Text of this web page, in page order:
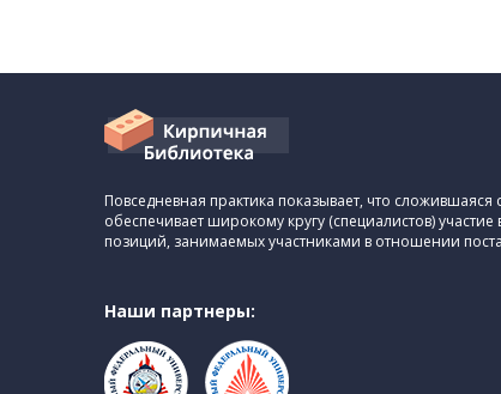
Повседневная практика показывает, что сложившаяся
обеспечивает широкому кругу (специалистов)
позиций, занимаемых участниками в отношении
Наши партнеры: